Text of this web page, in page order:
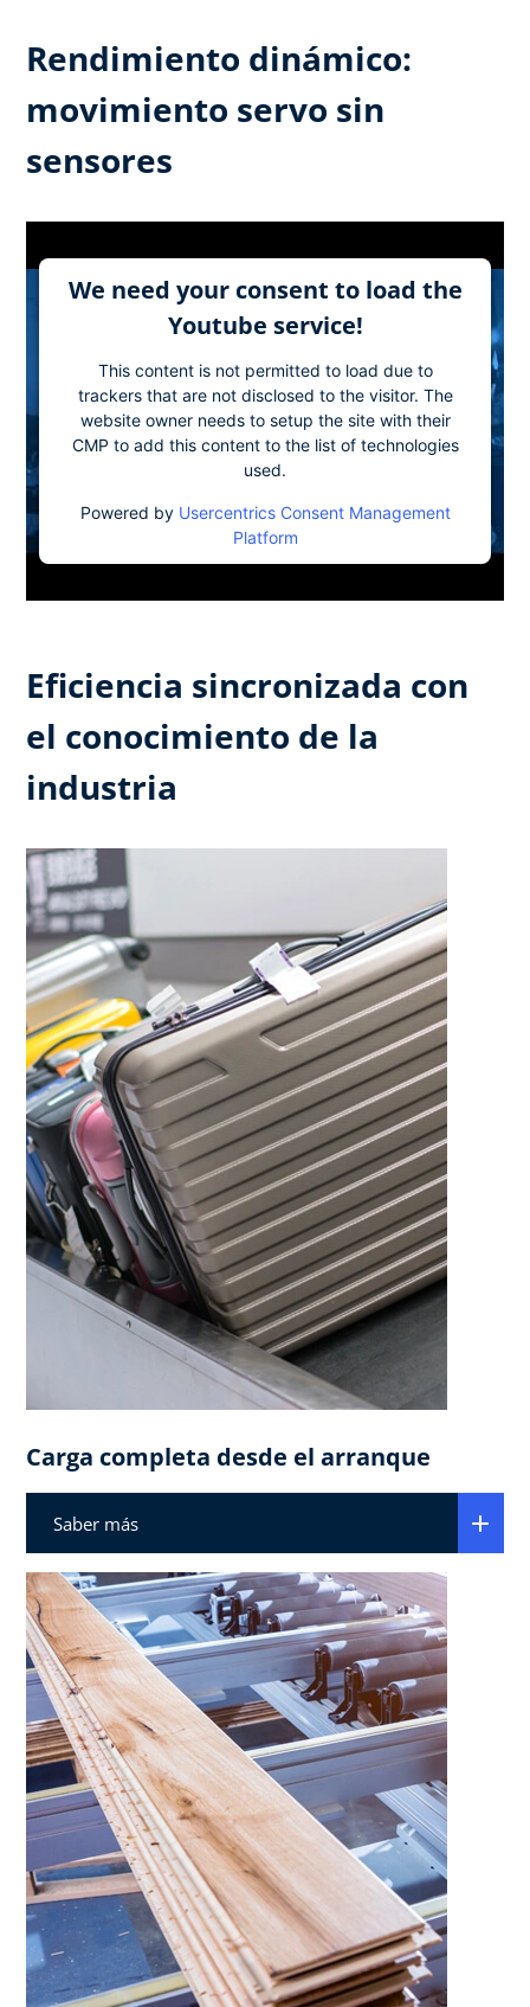
Rendimiento dinámico:
movimiento servo sin
sensores
We need your consent to load the
Youtube service!
This content is not permitted to load due to
trackers that are not disclosed to the visitor. The
website owner needs to setup the site with their
CMP to add this content to the list of technologies
used.
Powered by Usercentrics Consent Management
Platform
Eficiencia sincronizada con
el conocimiento de la
industria
Carga completa desde el arranque
Saber más